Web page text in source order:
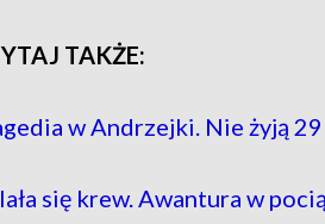
TAKŻE:
w Andrzejki. Nie żyją
się krew. Awantura w